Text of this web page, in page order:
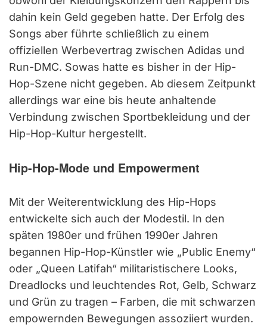
dahin kein Geld gegeben hatte. Der Erfolg des
Songs aber führte schließlich zu einem
offiziellen Werbevertrag zwischen Adidas und
Run-DMC. Sowas hatte es bisher in der Hip-
Hop-Szene nicht gegeben. Ab diesem Zeitpunkt
allerdings war eine bis heute anhaltende
Verbindung zwischen Sportbekleidung und der
Hip-Hop-Kultur hergestellt.
Hip-Hop-Mode und Empowerment
Mit der Weiterentwicklung des Hip-Hops
entwickelte sich auch der Modestil. In den
späten 1980er und frühen 1990er Jahren
begannen Hip-Hop-Künstler wie „Public Enemy“
oder „Queen Latifah“ militaristischere Looks,
Dreadlocks und leuchtendes Rot, Gelb, Schwarz
und Grün zu tragen – Farben, die mit schwarzen
empowernden Bewegungen assoziiert wurden.